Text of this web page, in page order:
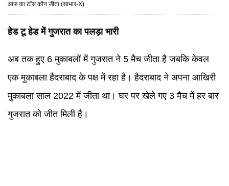
आज का टॉस कौन जीता (साभार-X)
हेड टू हेड में गुजरात का पलड़ा भारी
अब तक हुए 6 मुकाबलों में गुजरात ने 5 मैच जीता है जबकि केवल
एक मुकाबला हैदराबाद के पक्ष में रहा है। हैदराबाद ने अपना आखिरी
मुकाबला साल 2022 में जीता था। घर पर खेले गए 3 मैच में हर बार
गुजरात को जीत मिली है।